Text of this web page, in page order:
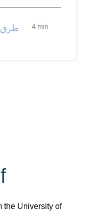
طرق
4 min
the University of